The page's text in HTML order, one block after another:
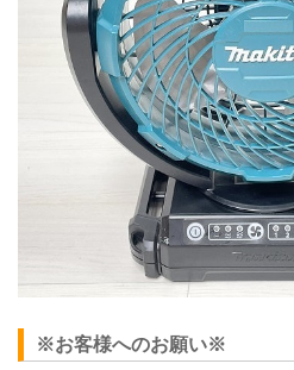
※お客様へのお願い※